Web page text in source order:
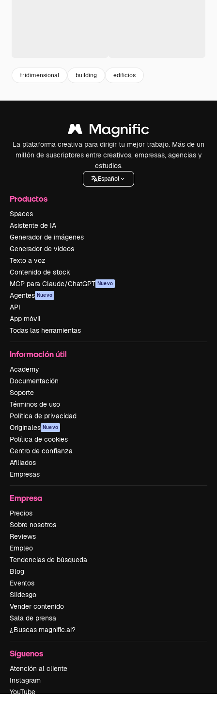
tridimensional building edificios
La plataforma creativa para dirigir tu mejor trabajo. Más de un
millón de suscriptores entre creativos, empresas, agencias y
estudios.
Español
Productos
Spaces
Asistente de IA
Generador de imágenes
Generador de vídeos
Texto a voz
Contenido de stock
MCP para Claude/ChatGPT Nuevo
Agentes Nuevo
API
App móvil
Todas las herramientas
Información útil
Academy
Documentación
Soporte
Términos de uso
Política de privacidad
Originales Nuevo
Política de cookies
Centro de confianza
Afiliados
Empresas
Empresa
Precios
Sobre nosotros
Reviews
Empleo
Tendencias de búsqueda
Blog
Eventos
Slidesgo
Vender contenido
Sala de prensa
¿Buscas magnific.ai?
Síguenos
Atención al cliente
Instagram
YouTube